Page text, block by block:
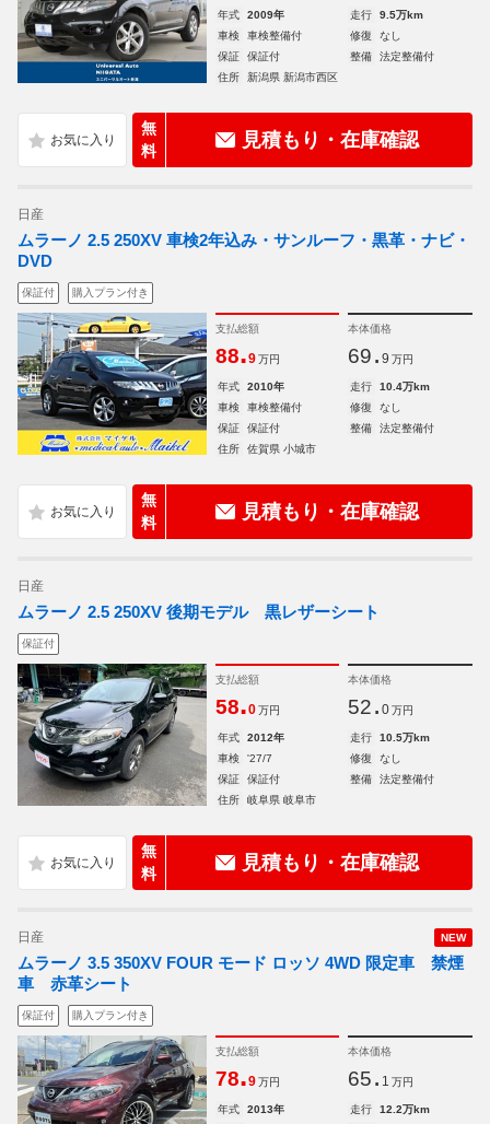
年式 2009年 走行
9.5万km
車検
車検整備付 修復
なし
保証
保証付 整備
法定整備付
住所
新潟県 新潟市西区
無
料
見積もり・在庫確認
日産
ムラーノ 2.5 250XV 車検2年込み・サンルーフ・黒革・ナビ・
DVD
保証付 購入プラン付き
支払総額
88.9 万円
本体価格
69. 9 万円
年式 2010年 走行
10.4万km
車検
車検整備付 修復
なし
保証
保証付 整備
法定整備付
住所
佐賀県 小城市
無
料
見積もり・在庫確認
日産
ムラーノ 2.5 250XV 後期モデル 黒レザーシート
保証付
支払総額
58.0 万円
本体価格
52. 0 万円
年式 2012年 走行
10.5万km
車検
'27/7 修復
なし
保証
保証付 整備
法定整備付
住所
岐阜県 岐阜市
無
料
見積もり・在庫確認
NEW
日産
ムラーノ 3.5 350XV FOUR モード ロッソ 4WD 限定車 禁煙
車 赤革シート
保証付 購入プラン付き
支払総額
78.9 万円
本体価格
65. 1 万円
年式 2013年 走行
12.2万km